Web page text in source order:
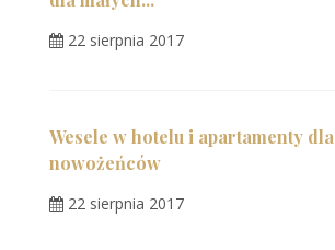
22 sierpnia 2017
Wesele w hotelu i apartamenty dla
nowożeńców
22 sierpnia 2017